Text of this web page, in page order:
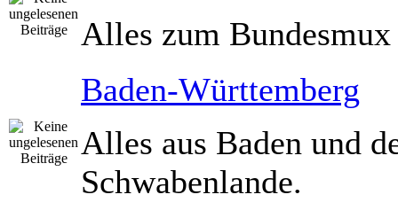
Alles zum Bundesmux
Baden-Württemberg
Alles aus Baden und
Schwabenlande.